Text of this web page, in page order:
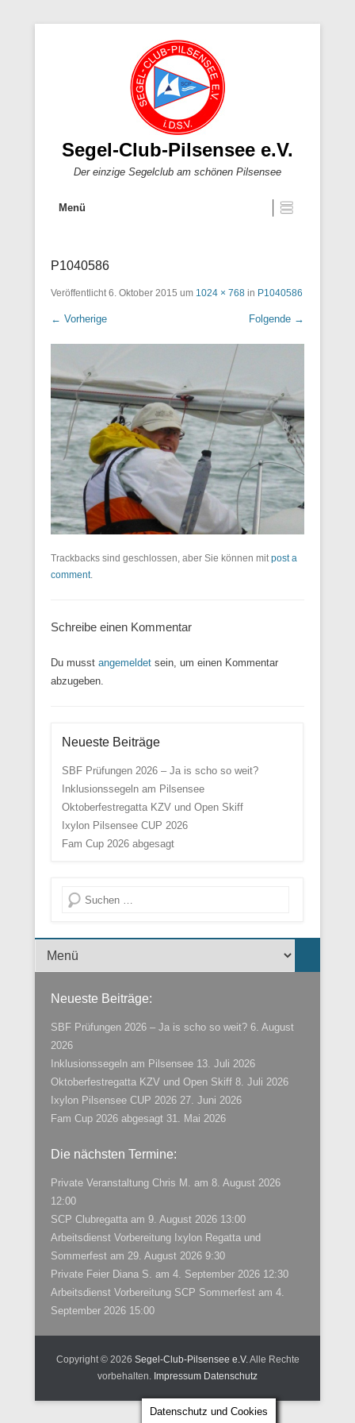
Segel-Club-Pilsensee e.V.
Der einzige Segelclub am schönen Pilsensee
Menü
P1040586
Veröffentlicht6. Oktober 2015 um 1024 × 768 in P1040586
← Vorherige Folgende →
Trackbacks sind geschlossen, aber Sie können mitpost a
comment.
Schreibe einen Kommentar
Du musst angemeldet sein, um einen Kommentar
abzugeben.
Neueste Beiträge
SBF Prüfungen 2026 – Ja is scho so weit?
Inklusionssegeln am Pilsensee
Oktoberfestregatta KZV und Open Skiff
Ixylon Pilsensee CUP 2026
Fam Cup 2026 abgesagt
Suche
Menü der Fußzeile
Neueste Beiträge:
SBF Prüfungen 2026 – Ja is scho so weit? 6. August
2026
Inklusionssegeln am Pilsensee 13. Juli 2026
Oktoberfestregatta KZV und Open Skiff 8. Juli 2026
Ixylon Pilsensee CUP 2026 27. Juni 2026
Fam Cup 2026 abgesagt 31. Mai 2026
Die nächsten Termine:
Private Veranstaltung Chris M. am 8. August 2026
12:00
SCP Clubregatta am 9. August 2026 13:00
Arbeitsdienst Vorbereitung Ixylon Regatta und
Sommerfest am 29. August 2026 9:30
Private Feier Diana S. am 4. September 2026 12:30
Arbeitsdienst Vorbereitung SCP Sommerfest am 4.
September 2026 15:00
Copyright © 2026 Segel-Club-Pilsensee e.V.Alle Rechte
vorbehalten. Impressum Datenschutz
Datenschutz und Cookies